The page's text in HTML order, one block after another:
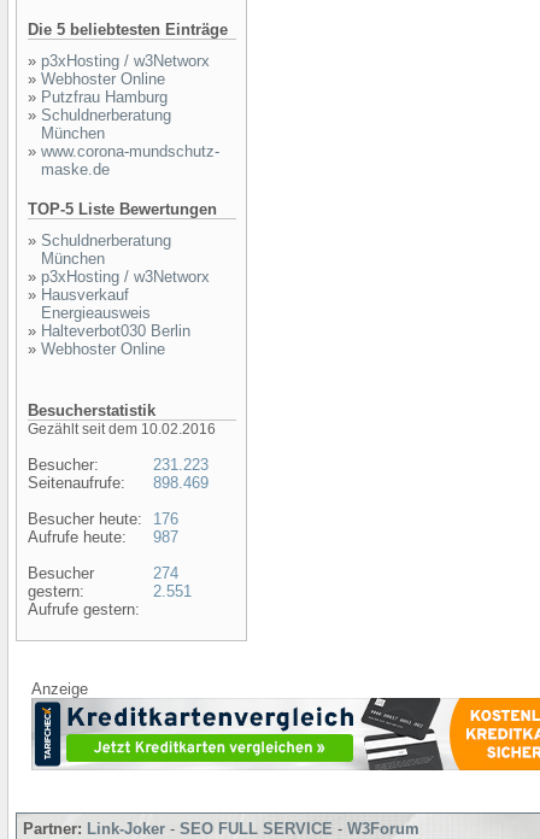
Die 5 beliebtesten Einträge
» p3xHosting / w3Networx
» Webhoster Online
» Putzfrau Hamburg
» Schuldnerberatung
München
» www.corona-mundschutz-
maske.de
TOP-5 Liste Bewertungen
» Schuldnerberatung
München
» p3xHosting / w3Networx
» Hausverkauf
Energieausweis
» Halteverbot030 Berlin
» Webhoster Online
Besucherstatistik
Gezählt seit dem 10.02.2016
Besucher:
Seitenaufrufe:
Besucher heute:
Aufrufe heute:
Besucher
gestern:
Aufrufe gestern:
231.223
898.469
176
987
274
2.551
Anzeige
Partner: Link-Joker - SEO FULL SERVICE - W3Forum